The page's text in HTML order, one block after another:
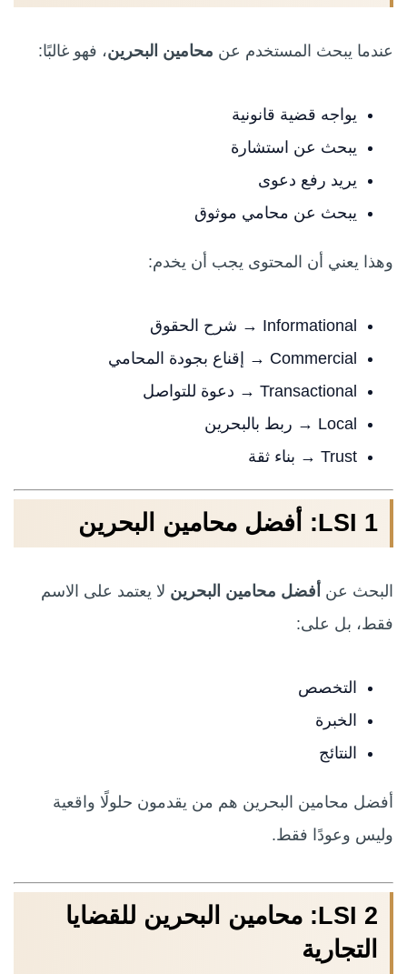
عندما يبحث المستخدم عن محامين البحرين، فهو غالبًا:
يواجه قضية قانونية
يبحث عن استشارة
يريد رفع دعوى
يبحث عن محامي موثوق
وهذا يعني أن المحتوى يجب أن يخدم:
Informational → شرح الحقوق
Commercial → إقناع بجودة المحامي
Transactional → دعوة للتواصل
Local → ربط بالبحرين
Trust → بناء ثقة
LSI 1: أفضل محامين البحرين
البحث عن أفضل محامين البحرين لا يعتمد على الاسم
فقط، بل على:
التخصص
الخبرة
النتائج
أفضل محامين البحرين هم من يقدمون حلولًا واقعية
وليس وعودًا فقط.
LSI 2: محامين البحرين للقضايا
التجارية